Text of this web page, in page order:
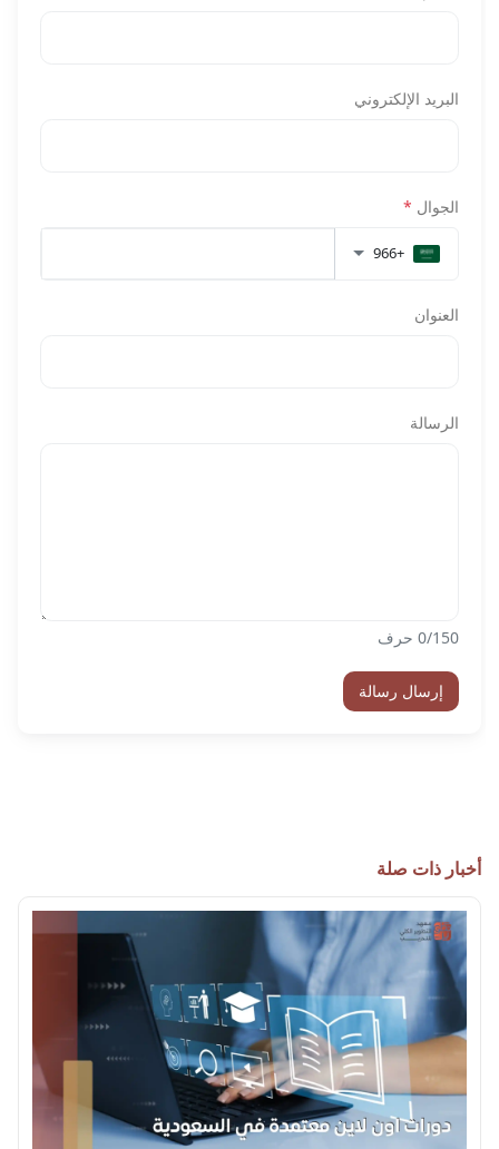
البريد الإلكتروني
الجوال *
+966
العنوان
الرسالة
0/150 حرف
إرسال رسالة
أخبار ذات صلة